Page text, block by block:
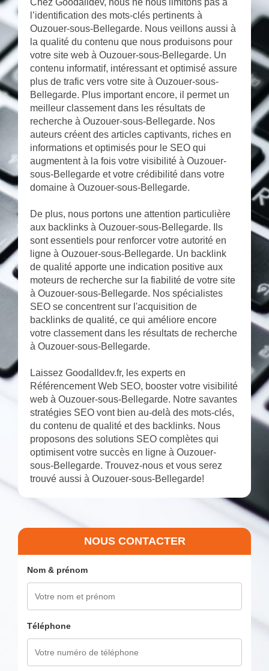
Chez Goodalldev, nous ne nous limitons pas à
l’identification des mots-clés pertinents à
Ouzouer-sous-Bellegarde. Nous veillons aussi à
la qualité du contenu que nous produisons pour
votre site web à Ouzouer-sous-Bellegarde. Un
contenu informatif, intéressant et optimisé assure
plus de trafic vers votre site à Ouzouer-sous-
Bellegarde. Plus important encore, il permet un
meilleur classement dans les résultats de
recherche à Ouzouer-sous-Bellegarde. Nos
auteurs créent des articles captivants, riches en
informations et optimisés pour le SEO qui
augmentent à la fois votre visibilité à Ouzouer-
sous-Bellegarde et votre crédibilité dans votre
domaine à Ouzouer-sous-Bellegarde.
De plus, nous portons une attention particulière
aux backlinks à Ouzouer-sous-Bellegarde. Ils
sont essentiels pour renforcer votre autorité en
ligne à Ouzouer-sous-Bellegarde. Un backlink
de qualité apporte une indication positive aux
moteurs de recherche sur la fiabilité de votre site
à Ouzouer-sous-Bellegarde. Nos spécialistes
SEO se concentrent sur l'acquisition de
backlinks de qualité, ce qui améliore encore
votre classement dans les résultats de recherche
à Ouzouer-sous-Bellegarde.
Laissez Goodalldev.fr, les experts en
Référencement Web SEO, booster votre visibilité
web à Ouzouer-sous-Bellegarde. Notre savantes
stratégies SEO vont bien au-delà des mots-clés,
du contenu de qualité et des backlinks. Nous
proposons des solutions SEO complètes qui
optimisent votre succès en ligne à Ouzouer-
sous-Bellegarde. Trouvez-nous et vous serez
trouvé aussi à Ouzouer-sous-Bellegarde!
NOUS CONTACTER
Nom & prénom
Téléphone